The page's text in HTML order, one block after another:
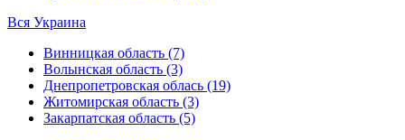
Вся Украина
Винницкая область (7)
Волынская область (3)
Днепропетровская облась (19)
Житомирская область (3)
Закарпатская область (5)